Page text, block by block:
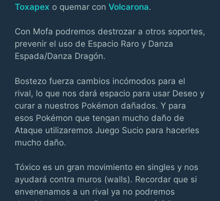
Toxapex o quemar con Volcarona.
Con Mofa podremos destrozar a otros soportes,
prevenir el uso de Espacio Raro y Danza
Espada/Danza Dragón.
Bostezo fuerza cambios incómodos para el
rival, lo que nos dará espacio para usar Deseo y
curar a nuestros Pokémon dañados. Y para
esos Pokémon que tengan mucho daño de
Ataque utilizaremos Juego Sucio para hacerles
mucho daño.
Tóxico es un gran movimiento en singles y nos
ayudará contra muros (walls). Recordar que si
envenenamos a un rival ya no podremos